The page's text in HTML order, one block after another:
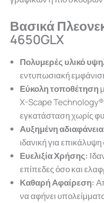
Βασικά
4650GLX
Πολυμερές υλικό
εντυπωσιακή
Εύκολη τοποθέτηση
X-Scape Technology®
εγκατάσταση χωρίς
Αυξημένη αδιαφάνεια
ιδανική για
Ευελιξία Χρήσης:
επίπεδες όσο και
Καθαρή Αφαίρεση:
να αφήνει